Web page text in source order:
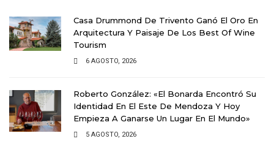
Casa Drummond De Trivento Ganó El Oro En
Arquitectura Y Paisaje De Los Best Of Wine
Tourism
6 AGOSTO, 2026
Roberto González: «El Bonarda Encontró Su
Identidad En El Este De Mendoza Y Hoy
Empieza A Ganarse Un Lugar En El Mundo»
5 AGOSTO, 2026